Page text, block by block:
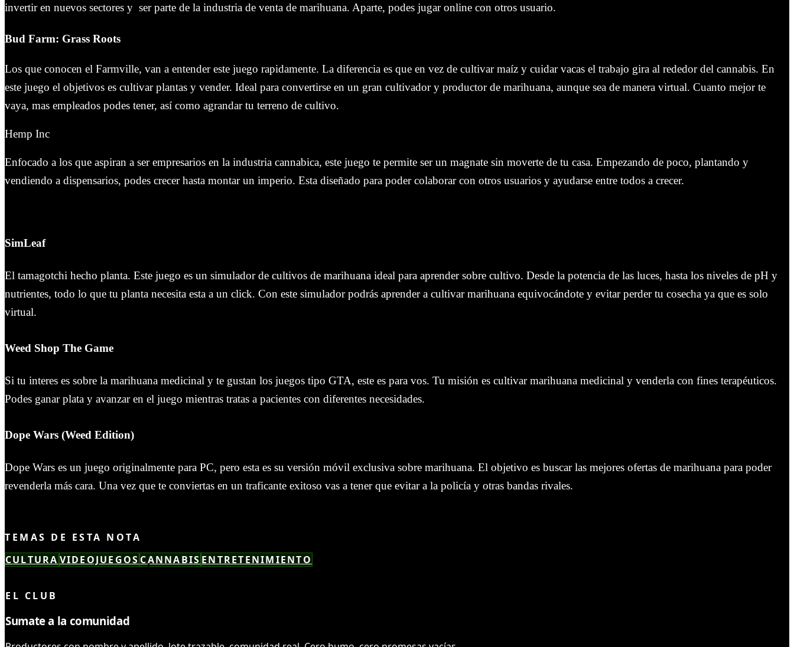
invertir en nuevos sectores y ser parte de la industria de venta de marihuana. Aparte, podes jugar online con otros usuario.
Bud Farm: Grass Roots
Los que conocen el Farmville, van a entender este juego rapidamente. La diferencia es que en vez de cultivar maíz y cuidar vacas el trabajo gira al rededor del cannabis. En
este juego el objetivos es cultivar plantas y vender. Ideal para convertirse en un gran cultivador y productor de marihuana, aunque sea de manera virtual. Cuanto mejor te
vaya, mas empleados podes tener, así como agrandar tu terreno de cultivo.
Hemp Inc
Enfocado a los que aspiran a ser empresarios en la industria cannabica, este juego te permite ser un magnate sin moverte de tu casa. Empezando de poco, plantando y
vendiendo a dispensarios, podes crecer hasta montar un imperio. Esta diseñado para poder colaborar con otros usuarios y ayudarse entre todos a crecer.
SimLeaf
El tamagotchi hecho planta. Este juego es un simulador de cultivos de marihuana ideal para aprender sobre cultivo. Desde la potencia de las luces, hasta los niveles de pH y
nutrientes, todo lo que tu planta necesita esta a un click. Con este simulador podrás aprender a cultivar marihuana equivocándote y evitar perder tu cosecha ya que es solo
virtual.
Weed Shop The Game
Si tu interes es sobre la marihuana medicinal y te gustan los juegos tipo GTA, este es para vos. Tu misión es cultivar marihuana medicinal y venderla con fines terapéuticos.
Podes ganar plata y avanzar en el juego mientras tratas a pacientes con diferentes necesidades.
Dope Wars (Weed Edition)
Dope Wars es un juego originalmente para PC, pero esta es su versión móvil exclusiva sobre marihuana. El objetivo es buscar las mejores ofertas de marihuana para poder
revenderla más cara. Una vez que te conviertas en un traficante exitoso vas a tener que evitar a la policía y otras bandas rivales.
TEMAS DE ESTA NOTA
CULTURA VIDEOJUEGOS CANNABIS ENTRETENIMIENTO
EL CLUB
Sumate a la comunidad